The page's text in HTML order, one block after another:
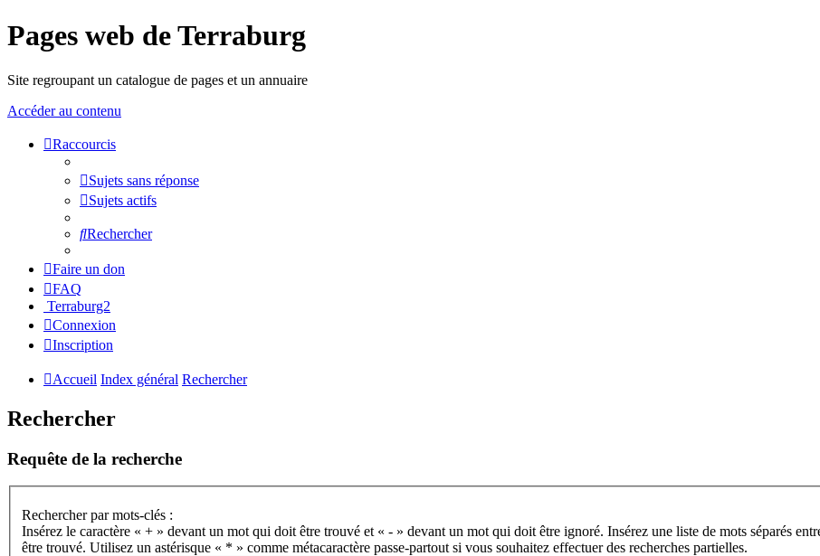
Pages web de Terraburg
Site regroupant un catalogue de pages et un annuaire
Accéder au contenu
Raccourcis
Sujets sans réponse
Sujets actifs
Rechercher
Faire un don
FAQ
Terraburg2
Connexion
Inscription
Accueil Index général Rechercher
Rechercher
Requête de la recherche
Rechercher par mots-clés :
Insérez le caractère « + » devant un mot qui doit être trouvé et « - » devant un mot qui doit être ignoré. Insérez une liste de mots séparés
être trouvé. Utilisez un astérisque « * » comme métacaractère passe-partout si vous souhaitez effectuer des recherches partielles.